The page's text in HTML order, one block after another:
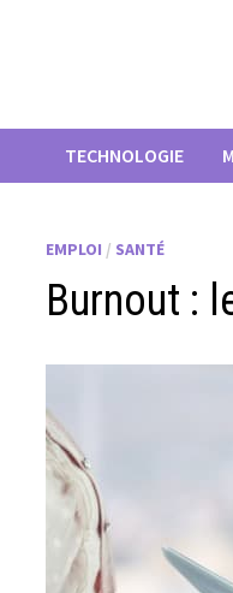
TECHNOLOGIE
EMPLOI / SANTÉ
Burnout :